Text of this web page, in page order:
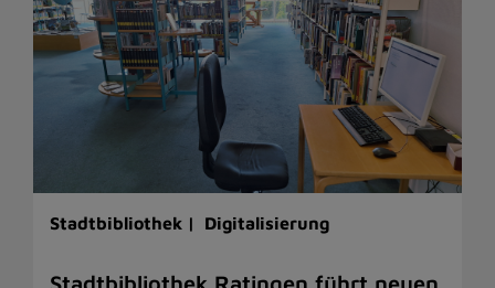
Stadtbibliothek | Digitalisierung
Stadtbibliothek Ratingen führt neuen